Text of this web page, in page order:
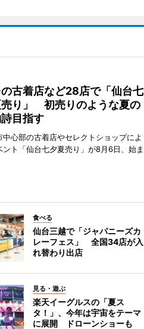
古着店など28店で「仙台七
売り」 初売りのような夏の
目指す
中心部の古着店やセレクトショップによ
ント「仙台七夕夏売り」が8月6日、始ま
食べる
仙台三越で「ジャパニーズカ
レーフェス」 全国34店が入
れ替わり出店
見る・遊ぶ
楽天イーグルスの「夏ス
タ！」、今年は宇宙をテーマ
に展開 ドローンショーも